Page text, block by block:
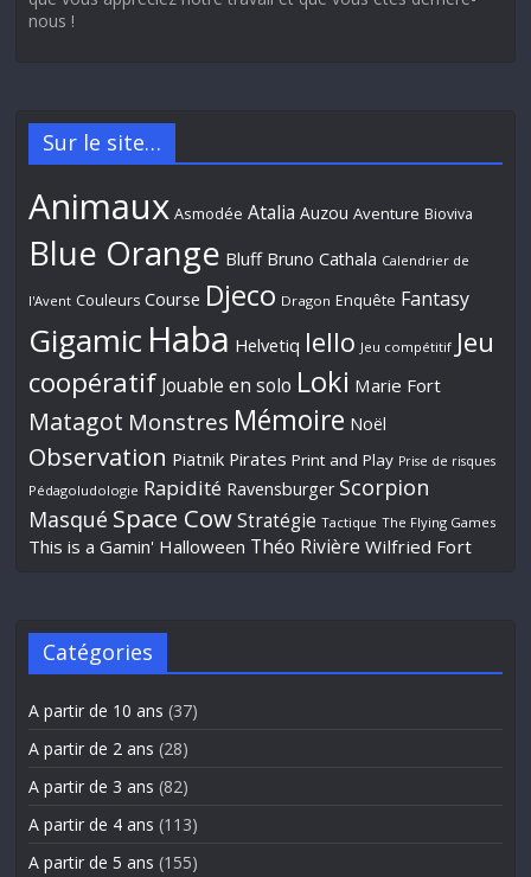
nous !
Sur le site…
Animaux Asmodée Atalia Auzou Aventure Bioviva
Blue Orange Bluff Bruno Cathala Calendrier de
l'Avent Couleurs Course Djeco Dragon Enquête Fantasy
Gigamic Haba Helvetiq Iello Jeu compétitif Jeu
coopératif Jouable en solo Loki Marie Fort
Matagot Monstres Mémoire Noël
Observation Piatnik Pirates Print and Play Prise de risques
Pédagoludologie Rapidité Ravensburger Scorpion
Masqué Space Cow Stratégie Tactique The Flying Games
This is a Gamin' Halloween Théo Rivière Wilfried Fort
Catégories
A partir de 10 ans (37)
A partir de 2 ans (28)
A partir de 3 ans (82)
A partir de 4 ans (113)
A partir de 5 ans (155)